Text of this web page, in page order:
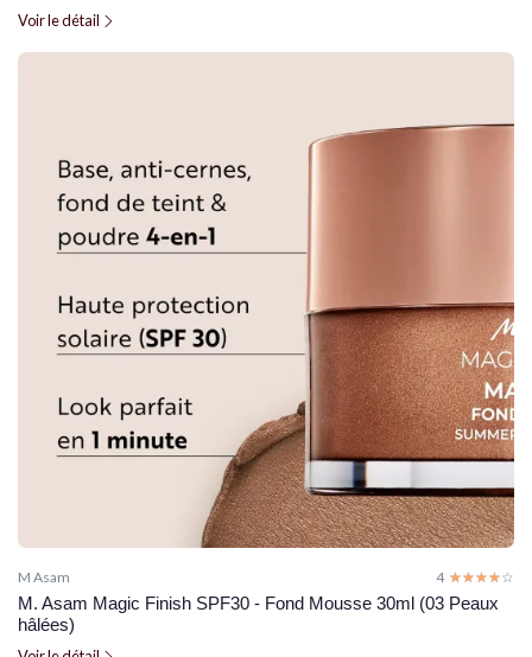
Voir le détail
M Asam 4 ☆☆☆☆☆
★★★★★
M. Asam Magic Finish SPF30 - Fond Mousse 30ml (03 Peaux
hâlées)